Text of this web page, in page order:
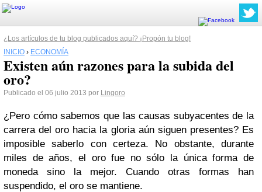
¿Los artículos de tu blog publicados aquí? ¡Propón tu blog!
INICIO › ECONOMÍA
Existen aún razones para la subida del
oro?
Publicado el 06 julio 2013 por Lingoro
¿Pero cómo sabemos que las causas subyacentes de la
carrera del oro hacia la gloria aún siguen presentes? Es
imposible saberlo con certeza. No obstante, durante
miles de años, el oro fue no sólo la única forma de
moneda sino la mejor. Cuando otras formas han
suspendido, el oro se mantiene.